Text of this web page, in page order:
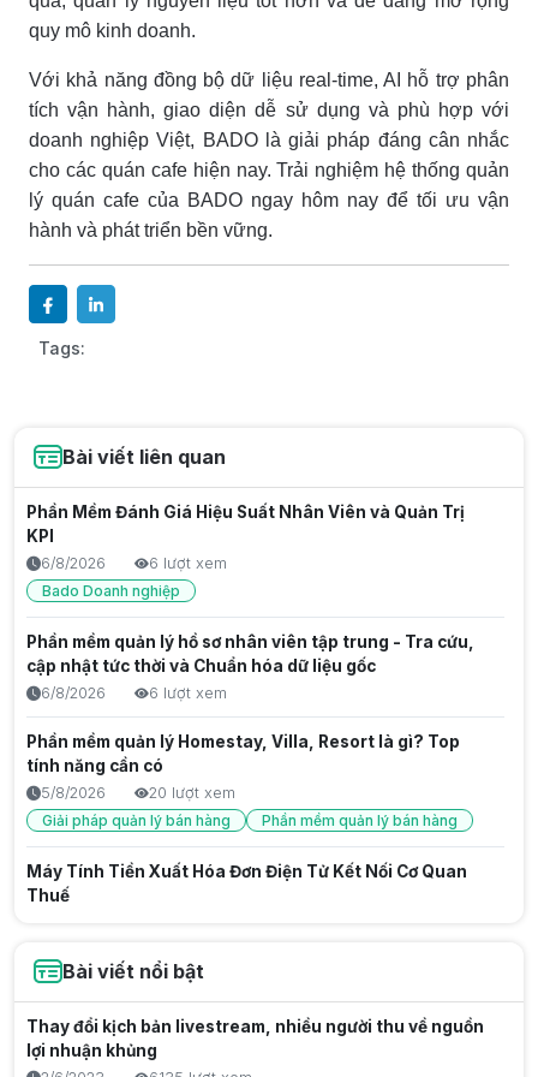
quy mô kinh doanh.
Với khả năng đồng bộ dữ liệu real-time, AI hỗ trợ phân
tích vận hành, giao diện dễ sử dụng và phù hợp với
doanh nghiệp Việt, BADO là giải pháp đáng cân nhắc
cho các quán cafe hiện nay. Trải nghiệm hệ thống quản
lý quán cafe của BADO ngay hôm nay để tối ưu vận
hành và phát triển bền vững.
Tags:
Bài viết liên quan
Phần Mềm Đánh Giá Hiệu Suất Nhân Viên và Quản Trị
KPI
6/8/2026
6 lượt xem
Bado Doanh nghiệp
Phần mềm quản lý hồ sơ nhân viên tập trung - Tra cứu,
cập nhật tức thời và Chuẩn hóa dữ liệu gốc
6/8/2026 6 lượt xem
Phần mềm quản lý Homestay, Villa, Resort là gì? Top
tính năng cần có
5/8/2026
20 lượt xem
Giải pháp quản lý bán hàng
Phần mềm quản lý bán hàng
Máy Tính Tiền Xuất Hóa Đơn Điện Tử Kết Nối Cơ Quan
Thuế
Website Bán Hàng Chuyên Nghiệp Tối Ưu Doanh Số
Bado
5/8/2026
12 lượt xem
Bài viết nổi bật
Thay đổi kịch bản livestream, nhiều người thu về nguồn
lợi nhuận khủng